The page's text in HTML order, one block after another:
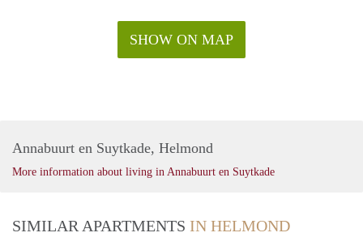
SHOW ON MAP
Annabuurt en Suytkade, Helmond
More information about living in Annabuurt en Suytkade
SIMILAR APARTMENTS IN HELMOND